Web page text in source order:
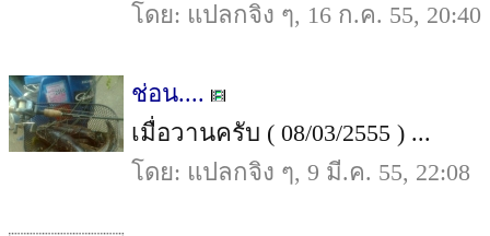
โดย: แปลกจิง ๆ, 16 ก.ค. 55, 20:40
ช่อน....
เมื่อวานครับ ( 08/03/2555 ) ...
โดย: แปลกจิง ๆ, 9 มี.ค. 55, 22:08